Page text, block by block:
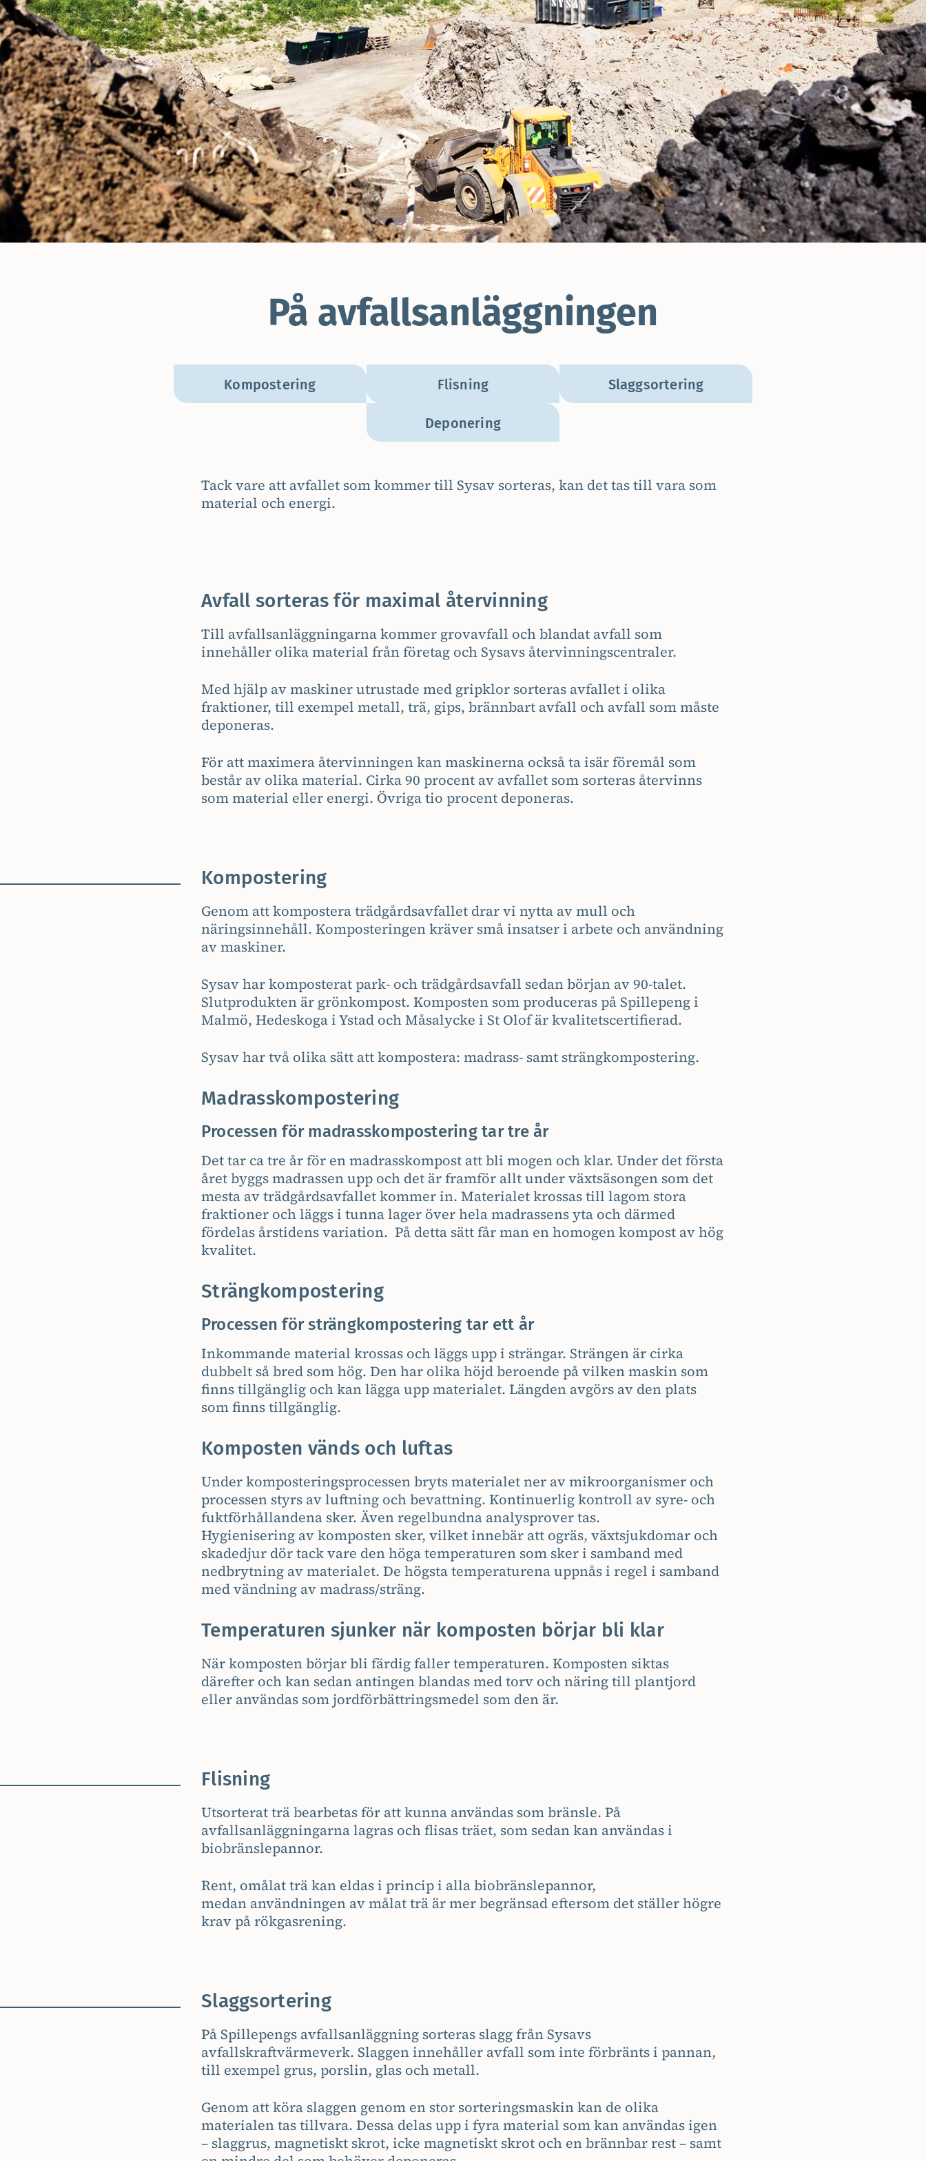
På avfallsanläggningen
Kompostering Flisning Slaggsortering
Deponering
Tack vare att avfallet som kommer till Sysav sorteras, kan det tas till vara som
material och energi.
Avfall sorteras för maximal återvinning
Till avfallsanläggningarna kommer grovavfall och blandat avfall som
innehåller olika material från företag och Sysavs återvinningscentraler.
Med hjälp av maskiner utrustade med gripklor sorteras avfallet i olika
fraktioner, till exempel metall, trä, gips, brännbart avfall och avfall som måste
deponeras.
För att maximera återvinningen kan maskinerna också ta isär föremål som
består av olika material. Cirka 90 procent av avfallet som sorteras återvinns
som material eller energi. Övriga tio procent deponeras.
Kompostering
Genom att kompostera trädgårdsavfallet drar vi nytta av mull och
näringsinnehåll. Komposteringen kräver små insatser i arbete och användning
av maskiner.
Sysav har komposterat park- och trädgårdsavfall sedan början av 90-talet.
Slutprodukten är grönkompost. Komposten som produceras på Spillepeng i
Malmö, Hedeskoga i Ystad och Måsalycke i St Olof är kvalitetscertifierad.
Sysav har två olika sätt att kompostera: madrass- samt strängkompostering.
Madrasskompostering
Processen för madrasskompostering tar tre år
Det tar ca tre år för en madrasskompost att bli mogen och klar. Under det första
året byggs madrassen upp och det är framför allt under växtsäsongen som det
mesta av trädgårdsavfallet kommer in. Materialet krossas till lagom stora
fraktioner och läggs i tunna lager över hela madrassens yta och därmed
fördelas årstidens variation. På detta sätt får man en homogen kompost av hög
kvalitet.
Strängkompostering
Processen för strängkompostering tar ett år
Inkommande material krossas och läggs upp i strängar. Strängen är cirka
dubbelt så bred som hög. Den har olika höjd beroende på vilken maskin som
finns tillgänglig och kan lägga upp materialet. Längden avgörs av den plats
som finns tillgänglig.
Komposten vänds och luftas
Under komposteringsprocessen bryts materialet ner av mikroorganismer och
processen styrs av luftning och bevattning. Kontinuerlig kontroll av syre- och
fuktförhållandena sker. Även regelbundna analysprover tas.
Hygienisering av komposten sker, vilket innebär att ogräs, växtsjukdomar och
skadedjur dör tack vare den höga temperaturen som sker i samband med
nedbrytning av materialet. De högsta temperaturena uppnås i regel i samband
med vändning av madrass/sträng.
Temperaturen sjunker när komposten börjar bli klar
När komposten börjar bli färdig faller temperaturen. Komposten siktas
därefter och kan sedan antingen blandas med torv och näring till plantjord
eller användas som jordförbättringsmedel som den är.
Flisning
Utsorterat trä bearbetas för att kunna användas som bränsle. På
avfallsanläggningarna lagras och flisas träet, som sedan kan användas i
biobränslepannor.
Rent, omålat trä kan eldas i princip i alla biobränslepannor,
medan användningen av målat trä är mer begränsad eftersom det ställer högre
krav på rökgasrening.
Slaggsortering
På Spillepengs avfallsanläggning sorteras slagg från Sysavs
avfallskraftvärmeverk. Slaggen innehåller avfall som inte förbränts i pannan,
till exempel grus, porslin, glas och metall.
Genom att köra slaggen genom en stor sorteringsmaskin kan de olika
materialen tas tillvara. Dessa delas upp i fyra material som kan användas igen
– slaggrus, magnetiskt skrot, icke magnetiskt skrot och en brännbar rest – samt